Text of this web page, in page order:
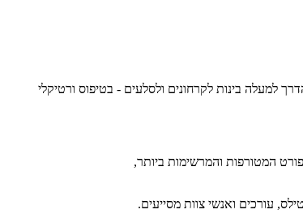
כל הדרך למעלה בינות לקרחונים ולסלעים - בטיפוס ורטיקלי
המטורפות והמרשימות ביותר,
עורכים ואנשי צוות מסייעים.